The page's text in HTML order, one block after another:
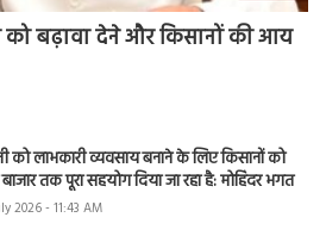
को बढ़ावा देने और किसानों की आय
को लाभकारी व्यवसाय बनाने के लिए किसानों को
तक पूरा सहयोग दिया जा रहा है: मोहिंदर भगत
2026 - 11:43 AM